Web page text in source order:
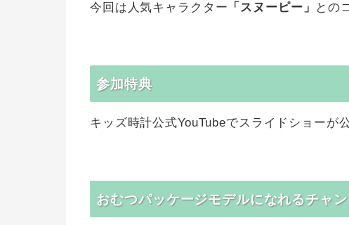
今回は人気キャラクター 「スヌーピー」 との
参加特典
キッズ時計公式YouTubeでスライドショーが
おむつパッケージモデルになれるチャン